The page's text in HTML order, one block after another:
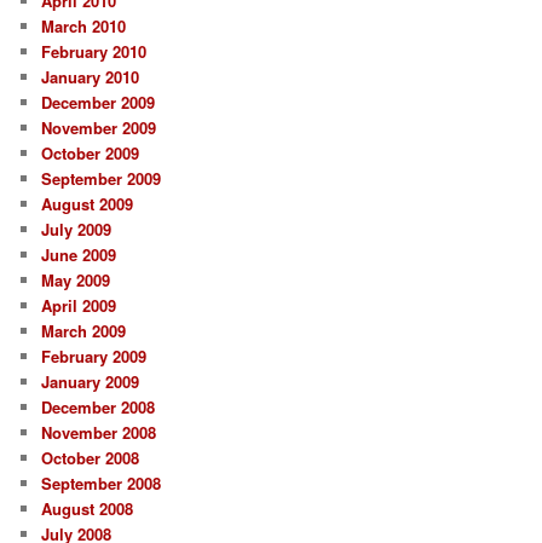
March 2010
February 2010
January 2010
December 2009
November 2009
October 2009
September 2009
August 2009
July 2009
June 2009
May 2009
April 2009
March 2009
February 2009
January 2009
December 2008
November 2008
October 2008
September 2008
August 2008
July 2008